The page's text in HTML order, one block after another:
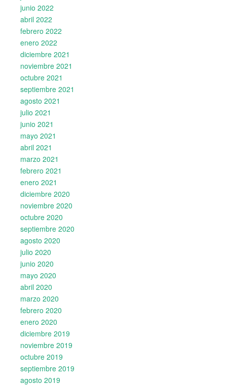
junio 2022
abril 2022
febrero 2022
enero 2022
diciembre 2021
noviembre 2021
octubre 2021
septiembre 2021
agosto 2021
julio 2021
junio 2021
mayo 2021
abril 2021
marzo 2021
febrero 2021
enero 2021
diciembre 2020
noviembre 2020
octubre 2020
septiembre 2020
agosto 2020
julio 2020
junio 2020
mayo 2020
abril 2020
marzo 2020
febrero 2020
enero 2020
diciembre 2019
noviembre 2019
octubre 2019
septiembre 2019
agosto 2019